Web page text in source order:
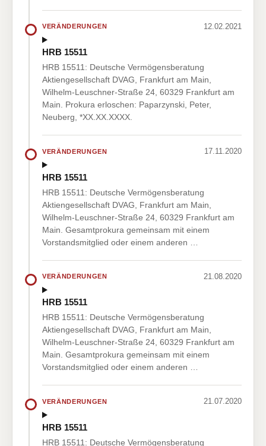
VERÄNDERUNGEN 12.02.2021
HRB 15511
HRB 15511: Deutsche Vermögensberatung
Aktiengesellschaft DVAG, Frankfurt am Main,
Wilhelm-Leuschner-Straße 24, 60329 Frankfurt am
Main. Prokura erloschen: Paparzynski, Peter,
Neuberg, *XX.XX.XXXX.
VERÄNDERUNGEN 17.11.2020
HRB 15511
HRB 15511: Deutsche Vermögensberatung
Aktiengesellschaft DVAG, Frankfurt am Main,
Wilhelm-Leuschner-Straße 24, 60329 Frankfurt am
Main. Gesamtprokura gemeinsam mit einem
Vorstandsmitglied oder einem anderen …
VERÄNDERUNGEN 21.08.2020
HRB 15511
HRB 15511: Deutsche Vermögensberatung
Aktiengesellschaft DVAG, Frankfurt am Main,
Wilhelm-Leuschner-Straße 24, 60329 Frankfurt am
Main. Gesamtprokura gemeinsam mit einem
Vorstandsmitglied oder einem anderen …
VERÄNDERUNGEN 21.07.2020
HRB 15511
HRB 15511: Deutsche Vermögensberatung